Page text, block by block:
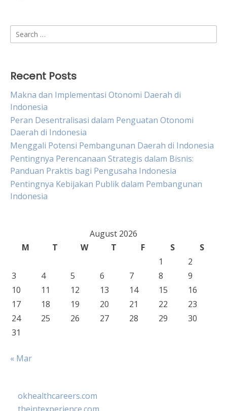
Search
for:
Recent Posts
Makna dan Implementasi Otonomi Daerah di
Indonesia
Peran Desentralisasi dalam Penguatan Otonomi
Daerah di Indonesia
Menggali Potensi Pembangunan Daerah di Indonesia
Pentingnya Perencanaan Strategis dalam Bisnis:
Panduan Praktis bagi Pengusaha Indonesia
Pentingnya Kebijakan Publik dalam Pembangunan
Indonesia
August 2026
M
T W T F S
S
1
2
3
4 5 6 7 8
9
10
11 12 13 14 15
16
17
18 19 20 21 22
23
24
25 26 27 28 29
30
31
« Mar
okhealthcareers.com